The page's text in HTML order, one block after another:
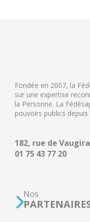
Fondée en 2007, la
sur une expertise
la Personne. La
pouvoirs publics depuis
182, rue de
01 75 43 77 20
Nos